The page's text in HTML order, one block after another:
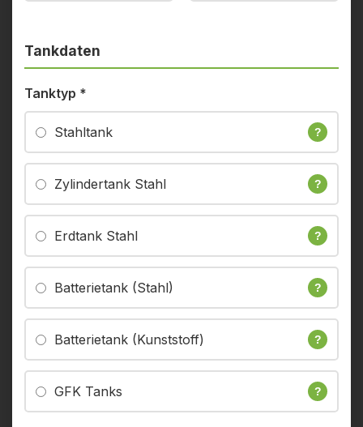
Tankdaten
Tanktyp *
Stahltank ?
Zylindertank Stahl ?
Erdtank Stahl ?
Batterietank (Stahl) ?
Batterietank (Kunststoff) ?
GFK Tanks ?